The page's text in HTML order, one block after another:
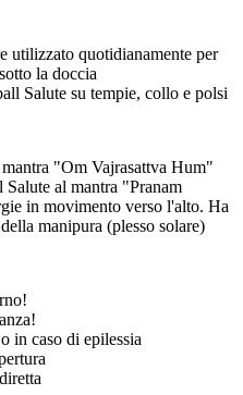
utilizzato quotidianamente per
la doccia
Salute su tempie, collo e polsi
"Om Vajrasattva Hum"
al mantra "Pranam
in movimento verso l'alto. Ha
manipura (plesso solare)
in caso di epilessia